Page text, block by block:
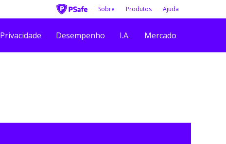
Sobre Produtos Ajuda
Privacidade Desempenho I.A. Mercado